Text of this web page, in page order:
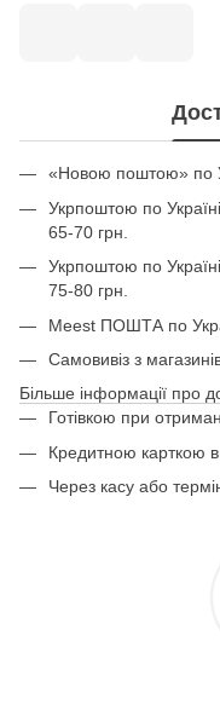
«Новою поштою» по
Укрпоштою по
65-70 грн.
Укрпоштою по
75-80 грн.
Meest ПОШТА по
Самовивіз з
Більше інформації про
Готівкою при
Кредитною карткою
Через касу або